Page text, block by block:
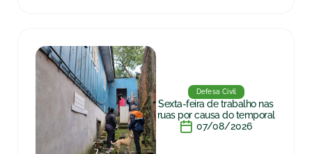
Defesa Civil
Sexta-feira de trabalho nas
ruas por causa do temporal
07/08/2026